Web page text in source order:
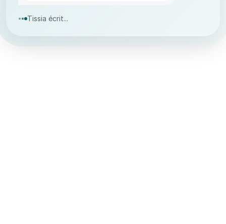
Tissia écrit...